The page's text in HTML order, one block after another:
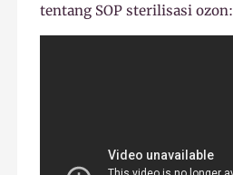
tentang SOP sterilisasi ozon: